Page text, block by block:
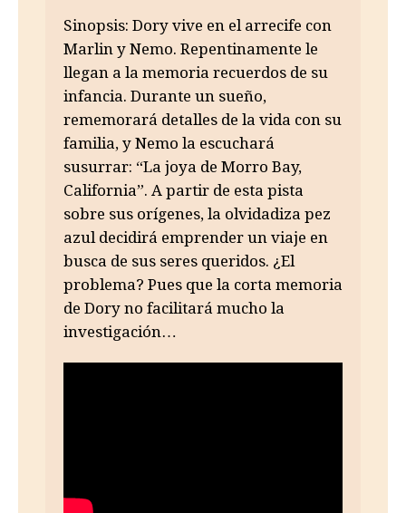
Sinopsis: Dory vive en el arrecife con
Marlin y Nemo. Repentinamente le
llegan a la memoria recuerdos de su
infancia. Durante un sueño,
rememorará detalles de la vida con su
familia, y Nemo la escuchará
susurrar: “La joya de Morro Bay,
California”. A partir de esta pista
sobre sus orígenes, la olvidadiza pez
azul decidirá emprender un viaje en
busca de sus seres queridos. ¿El
problema? Pues que la corta memoria
de Dory no facilitará mucho la
investigación…